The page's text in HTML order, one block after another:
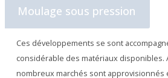
Moulage sous pression
Ces développements se sont
considérable des matériaux disponibles.
nombreux marchés sont